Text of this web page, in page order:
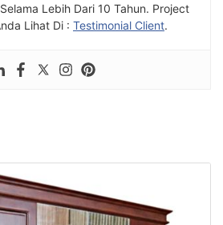
Lebih Dari 10 Tahun. Project
Lihat Di : Testimonial Client.